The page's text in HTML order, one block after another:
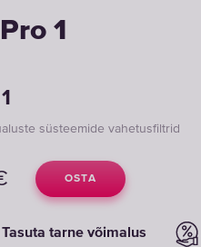
1
süsteemide vahetusfiltrid
OSTA
Tasuta tarne võimalus